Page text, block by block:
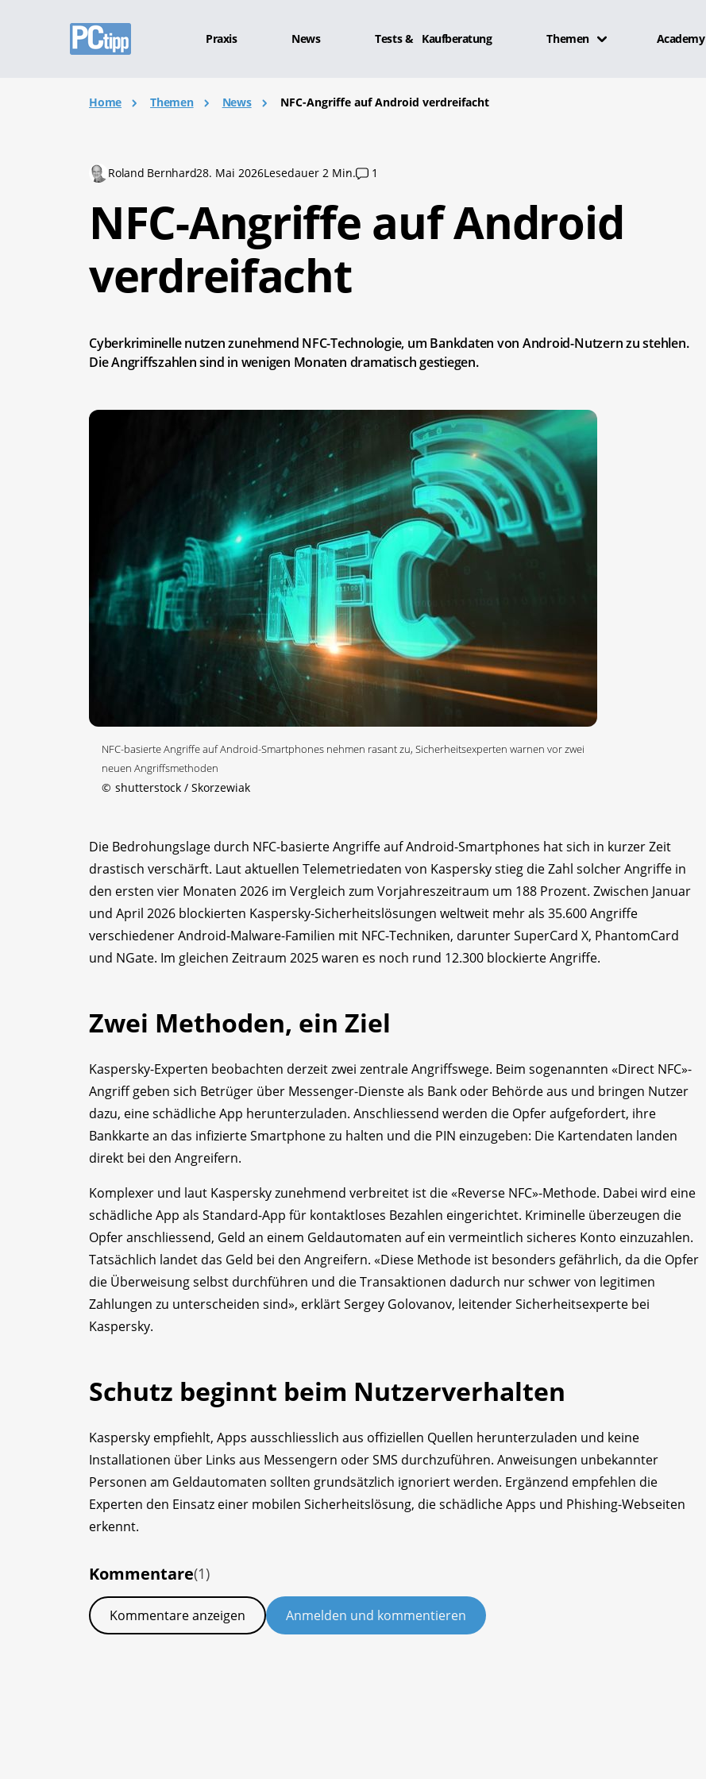
Praxis News Tests & Kaufberatung Themen Academy
Home Themen News NFC-Angriffe auf Android verdreifacht
Roland Bernhard28. Mai 2026Lesedauer 2 Min. 1
NFC-Angriffe auf Android
verdreifacht
Cyberkriminelle nutzen zunehmend NFC-Technologie, um Bankdaten von Android-Nutzern zu stehlen.
Die Angriffszahlen sind in wenigen Monaten dramatisch gestiegen.
NFC-basierte Angriffe auf Android-Smartphones nehmen rasant zu, Sicherheitsexperten warnen vor zwei
neuen Angriffsmethoden
© shutterstock / Skorzewiak
Die Bedrohungslage durch NFC-basierte Angriffe auf Android-Smartphones hat sich in kurzer Zeit
drastisch verschärft. Laut aktuellen Telemetriedaten von Kaspersky stieg die Zahl solcher Angriffe in
den ersten vier Monaten 2026 im Vergleich zum Vorjahreszeitraum um 188 Prozent. Zwischen Januar
und April 2026 blockierten Kaspersky-Sicherheitslösungen weltweit mehr als 35.600 Angriffe
verschiedener Android-Malware-Familien mit NFC-Techniken, darunter SuperCard X, PhantomCard
und NGate. Im gleichen Zeitraum 2025 waren es noch rund 12.300 blockierte Angriffe.
Zwei Methoden, ein Ziel
Kaspersky-Experten beobachten derzeit zwei zentrale Angriffswege. Beim sogenannten «Direct NFC»-
Angriff geben sich Betrüger über Messenger-Dienste als Bank oder Behörde aus und bringen Nutzer
dazu, eine schädliche App herunterzuladen. Anschliessend werden die Opfer aufgefordert, ihre
Bankkarte an das infizierte Smartphone zu halten und die PIN einzugeben: Die Kartendaten landen
direkt bei den Angreifern.
Komplexer und laut Kaspersky zunehmend verbreitet ist die «Reverse NFC»-Methode. Dabei wird eine
schädliche App als Standard-App für kontaktloses Bezahlen eingerichtet. Kriminelle überzeugen die
Opfer anschliessend, Geld an einem Geldautomaten auf ein vermeintlich sicheres Konto einzuzahlen.
Tatsächlich landet das Geld bei den Angreifern. «Diese Methode ist besonders gefährlich, da die Opfer
die Überweisung selbst durchführen und die Transaktionen dadurch nur schwer von legitimen
Zahlungen zu unterscheiden sind», erklärt Sergey Golovanov, leitender Sicherheitsexperte bei
Kaspersky.
Schutz beginnt beim Nutzerverhalten
Kaspersky empfiehlt, Apps ausschliesslich aus offiziellen Quellen herunterzuladen und keine
Installationen über Links aus Messengern oder SMS durchzuführen. Anweisungen unbekannter
Personen am Geldautomaten sollten grundsätzlich ignoriert werden. Ergänzend empfehlen die
Experten den Einsatz einer mobilen Sicherheitslösung, die schädliche Apps und Phishing-Webseiten
erkennt.
Kommentare(1)
Kommentare anzeigen Anmelden und kommentieren